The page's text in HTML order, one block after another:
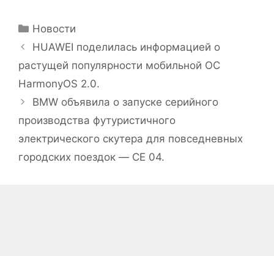
Рубрики
Новости
HUAWEI поделилась информацией о
растущей популярности мобильной ОС
HarmonyOS 2.0.
BMW объявила о запуске серийного
производства футуристичного
электрического скутера для повседневных
городских поездок — CE 04.